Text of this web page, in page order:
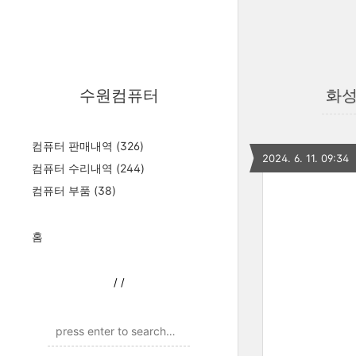
수원컴퓨터
컴퓨터 판매내역 (326)
컴퓨터 수리내역 (244)
컴퓨터 부품 (38)
홈
/ /
화
2024. 6. 11. 09:34